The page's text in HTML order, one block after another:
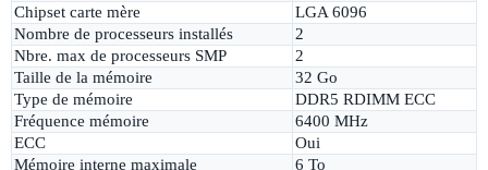
Chipset carte mère
LGA 6096
Nombre de processeurs installés
2
Nbre. max de processeurs SMP
2
Taille de la mémoire
32 Go
Type de mémoire
DDR5 RDIMM ECC
Fréquence mémoire
6400 MHz
ECC
Oui
Mémoire interne maximale
6 To